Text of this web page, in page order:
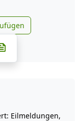
Google
auf Telegram
X
Eilmeldungen,